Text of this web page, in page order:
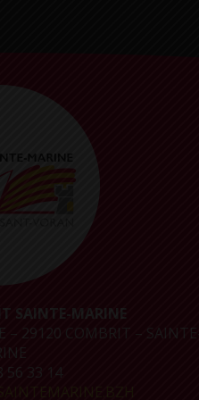
SAINTE-MARINE
– 29120 COMBRIT –
56 33 14